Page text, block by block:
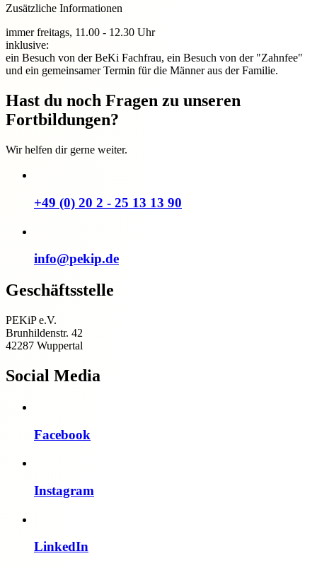
Zusätzliche Informationen
immer freitags, 11.00 - 12.30 Uhr
inklusive:
ein Besuch von der BeKi Fachfrau, ein Besuch von der "Zahnfee"
und ein gemeinsamer Termin für die Männer aus der Familie.
Hast du noch Fragen zu unseren
Fortbildungen?
Wir helfen dir gerne weiter.
+49 (0) 20 2 - 25 13 13 90
info@pekip.de
Geschäftsstelle
PEKiP e.V.
Brunhildenstr. 42
42287 Wuppertal
Social Media
Facebook
Instagram
LinkedIn